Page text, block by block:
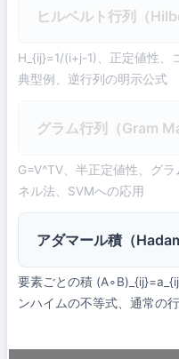
ヒルベルト行列（
H_{ij}=1/(i+j-1)、正定値性、
典型例、逆行列の明示公式
グラム行列（Gram
G=V^TV、半正定値性、グ
ネル法、SVMへの応用
アダマール積（
要素ごとの積
ンハイムの不等式、通常の